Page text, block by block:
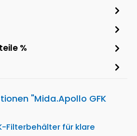
%
"Mida.Apollo GFK
Filterbehälter für klare